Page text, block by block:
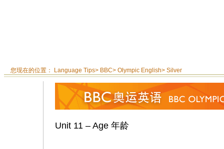
您现在的位置： Language Tips> BBC> Olympic English> Silver
Unit 11 – Age 年龄